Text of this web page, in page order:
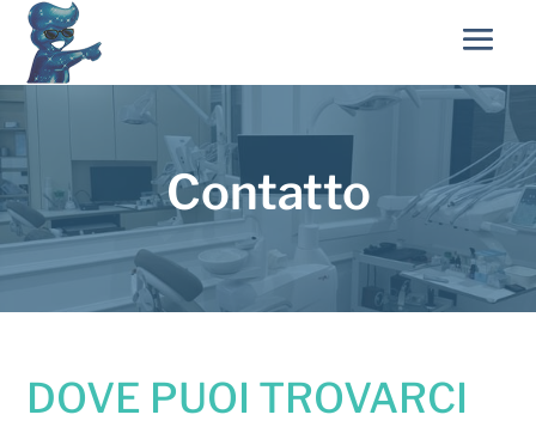
Contatto
DOVE PUOI TROVARCI